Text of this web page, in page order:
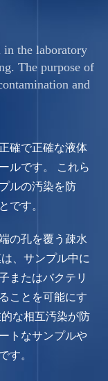
in the laboratory
The purpose of
and
確で正確な液体
ルです。 これら
ルの汚染を防
です。
の孔を覆う疎水
、サンプル中に
またはバクテリ
ことを可能にす
な相互汚染が防
トなサンプルや
す。